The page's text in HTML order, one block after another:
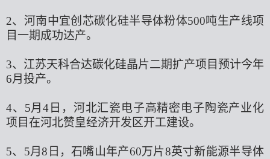
2、河南中宜创芯碳化硅半导体粉体500吨生产线项
目一期成功达产。
3、江苏天科合达碳化硅晶片二期扩产项目预计今年
6月投产。
4、5月4日，河北汇瓷电子高精密电子陶瓷产业化
项目在河北赞皇经济开发区开工建设。
5、5月8日，石嘴山年产60万片8英寸新能源半导体